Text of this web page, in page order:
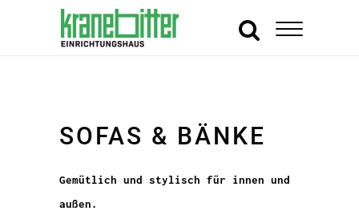
SOFAS & BÄNKE
Gemütlich und stylisch für innen und
außen.